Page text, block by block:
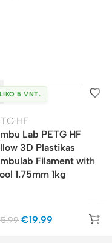
LIKO 5 VNT.
HF
Lab PETG HF
3D Plastikas
Filament with
1.75mm 1kg
€19.99